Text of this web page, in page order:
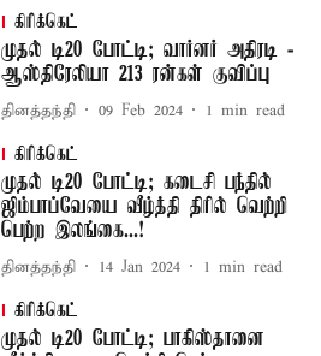
கிரிக்கெட்
முதல் டி20 போட்டி; வார்னர் அதிரடி -
ஆஸ்திரேலியா 213 ரன்கள் குவிப்பு
தினத்தந்தி 09 Feb 2024 1 min read
கிரிக்கெட்
முதல் டி20 போட்டி; கடைசி பந்தில்
ஜிம்பாப்வேயை வீழ்த்தி திரில் வெற்றி
பெற்ற இலங்கை...!
தினத்தந்தி 14 Jan 2024 1 min read
கிரிக்கெட்
முதல் டி20 போட்டி; பாகிஸ்தானை